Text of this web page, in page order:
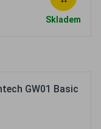
Skladem
GW01 Basic